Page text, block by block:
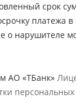
срок
платежа
о нарушителе
АО «ТБанк»